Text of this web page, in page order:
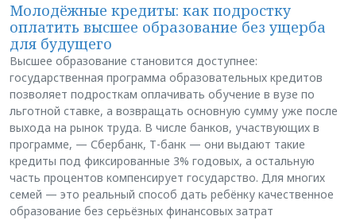
Молодёжные кредиты: как подростку
оплатить высшее образование без ущерба
для будущего
Высшее образование становится доступнее:
государственная программа образовательных кредитов
позволяет подросткам оплачивать обучение в вузе по
льготной ставке, а возвращать основную сумму уже после
выхода на рынок труда. В числе банков, участвующих в
программе, — Сбербанк, Т-банк — они выдают такие
кредиты под фиксированные 3% годовых, а остальную
часть процентов компенсирует государство. Для многих
семей — это реальный способ дать ребёнку качественное
образование без серьёзных финансовых затрат